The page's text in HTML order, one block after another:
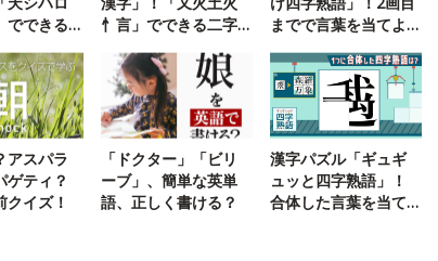
でできる
忄言」でできる二字
までで言葉を当てよ
アスパラ
ゲティ？
クイズ！
「ドクター」「ビリ
ーブ」、簡単な英単
語、正しく書ける？
漢字パズル「ギュギ
ュッと四字熟語」！
合体した言葉を当て